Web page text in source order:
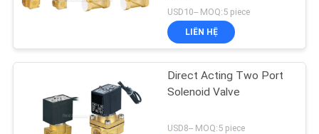
USD10-- MOQ:5 piece
LIÊN HỆ
Direct Acting Two Port
Solenoid Valve
USD8-- MOQ:5 piece